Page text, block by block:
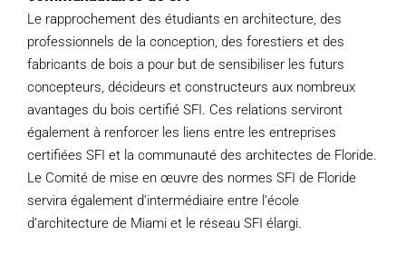
Le rapprochement des étudiants en architecture, des
professionnels de la conception, des forestiers et des
fabricants de bois a pour but de sensibiliser les futurs
concepteurs, décideurs et constructeurs aux nombreux
avantages du bois certifié SFI. Ces relations serviront
également à renforcer les liens entre les entreprises
certifiées SFI et la communauté des architectes de Floride.
Le Comité de mise en œuvre des normes SFI de Floride
servira également d’intermédiaire entre l’école
d’architecture de Miami et le réseau SFI élargi.